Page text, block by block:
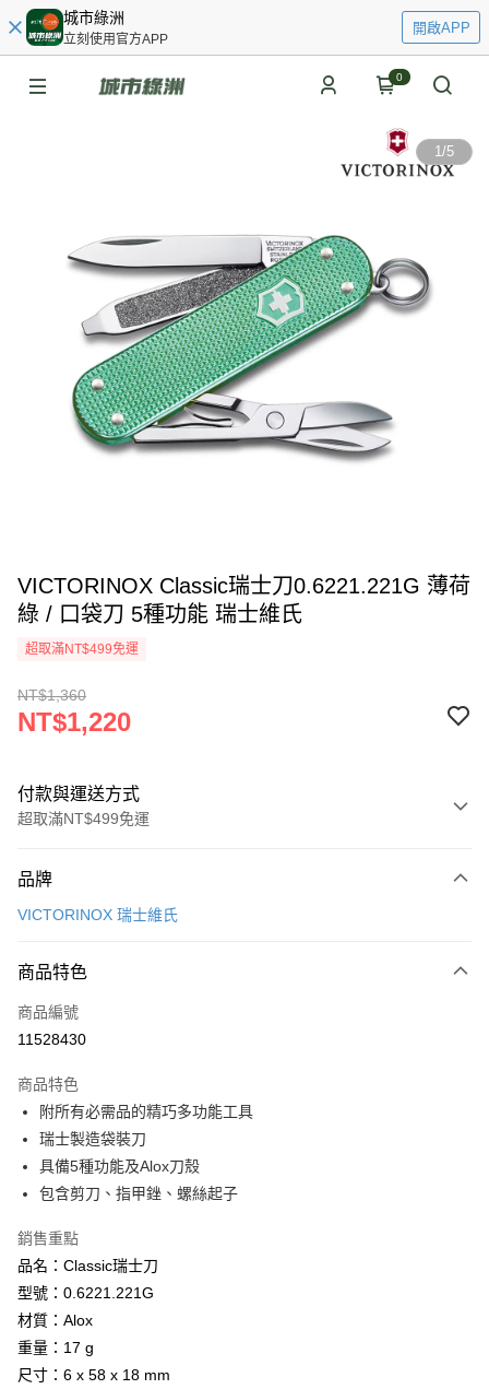
城市綠洲
立刻使用官方APP
開啟APP
0
1/5
VICTORINOX Classic瑞士刀0.6221.221G 薄荷
綠 / 口袋刀 5種功能 瑞士維氏
超取滿NT$499免運
NT$1,360
NT$1,220
付款與運送方式
超取滿NT$499免運
信用卡一次付款
LINE Pay
Apple Pay
悠遊付
Google Pay
全盈+PAY
相關說明
【關於「AFTEE先享後付」】
AFTEE先享後付是「在收到商品之後才付款」的支付方式。 讓您購物簡單
１．簡單：不需註冊會員、不需綁卡、不需儲值。
２．便利：只要手機號碼，簡訊認證，即可結帳。
３．安心：先確認商品／服務後，再付款。
ATM付款
貨到付款
運送方式
品牌
VICTORINOX 瑞士維氏
商品特色
商品編號
11528430
商品特色
附所有必需品的精巧多功能工具
瑞士製造袋裝刀
具備5種功能及Alox刀殼
包含剪刀、指甲銼、螺絲起子
銷售重點
品名：Classic瑞士刀
型號：0.6221.221G
材質：Alox
重量：17 g
尺寸：6 x 58 x 18 mm